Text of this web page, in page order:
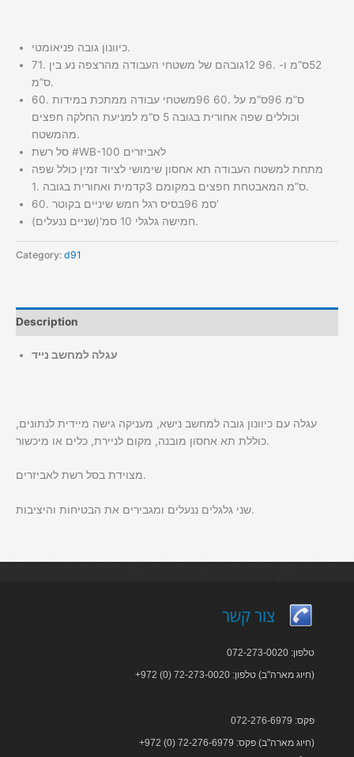
כיוונון גובה פניאומטי.
גובהם של משטחי העבודה מהרצפה נע בין 71‪.‬12 ס”מ ו- 96‪.‬52
ס”מ.
משטחי עבודה ממתכת במידות 60‪.‬96 ס”מ על 60‪.‬96 ס”מ
וכוללים שפה אחורית בגובה 5 ס”מ למניעת החלקה חפצים
מהמשטח.
סל רשת ‪#‬WB‪-‬100 לאביזרים
מתחת למשטח העבודה תא אחסון שימושי לציוד זמין כולל שפה
קדמית ואחורית בגובה 1‪.‬3 ס”מ המאבטחת חפצים במקומם.
בסיס רגל חמש שיניים בקוטר 60‪.‬96 סמ’
חמישה גלגלי 10 סמ'(שניים ננעלים).
Category: d91
Description
עגלה למחשב נייד
עגלה עם כיוונון גובה למחשב נישא, מעניקה גישה מיידית לנתונים,
כוללת תא אחסון מובנה, מקום לניירת, כלים או מיכשור.
מצוידת בסל רשת לאביזרים.
שני גלגלים ננעלים ומגבירים את הבטיחות והיציבות.
צור קשר
טלפון: 072-273-0020
+972 (0) 72-273-0020 :חיוג מארה"ב) טלפון)
פקס: 072-276-6979
+972 (0) 72-276-6979 :חיוג מארה"ב) פקס)